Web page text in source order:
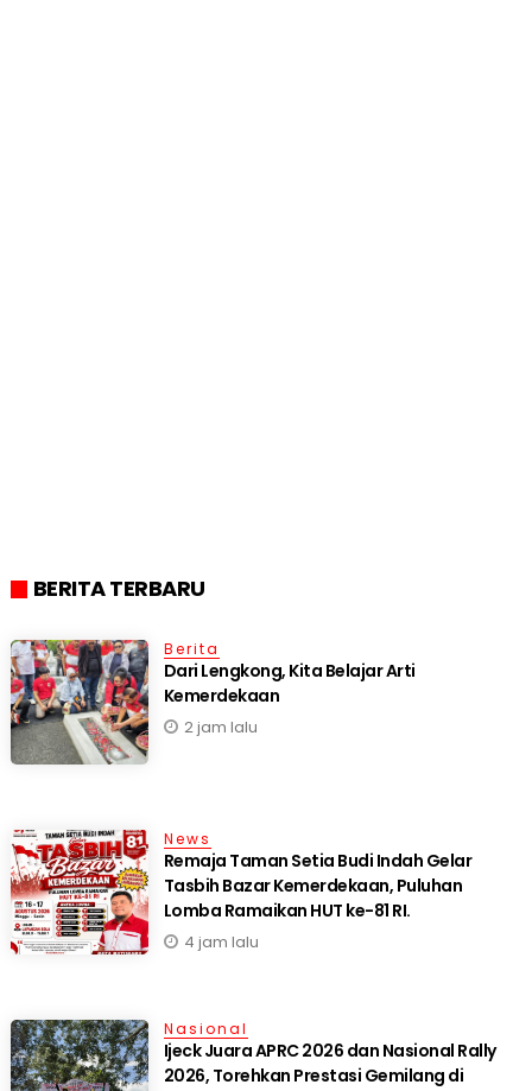
BERITA TERBARU
Berita
Dari Lengkong, Kita Belajar Arti
Kemerdekaan
2 jam lalu
News
Remaja Taman Setia Budi Indah Gelar
Tasbih Bazar Kemerdekaan, Puluhan
Lomba Ramaikan HUT ke-81 RI.
4 jam lalu
Nasional
Ijeck Juara APRC 2026 dan Nasional Rally
2026, Torehkan Prestasi Gemilang di